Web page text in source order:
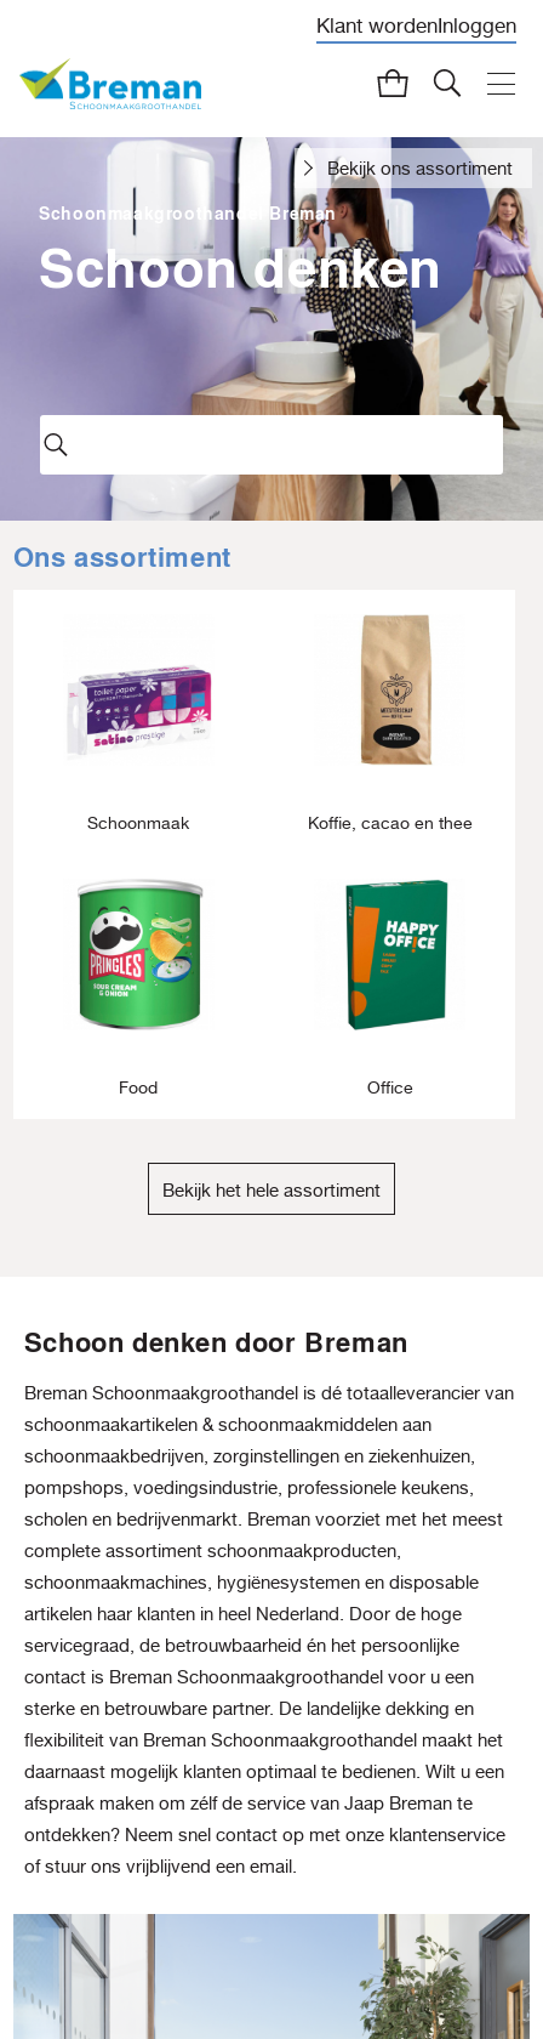
Klant wordenInloggen
Schoonmaakgroothandel Breman
Schoon denken
Bekijk ons assortiment
Ons assortiment
Schoonmaak Koffie, cacao en thee
Food Office
Bekijk het hele assortiment
Schoon denken door Breman
Breman Schoonmaakgroothandel is dé totaalleverancier van
schoonmaakartikelen & schoonmaakmiddelen aan
schoonmaakbedrijven, zorginstellingen en ziekenhuizen,
pompshops, voedingsindustrie, professionele keukens,
scholen en bedrijvenmarkt. Breman voorziet met het meest
complete assortiment schoonmaakproducten,
schoonmaakmachines, hygiënesystemen en disposable
artikelen haar klanten in heel Nederland. Door de hoge
servicegraad, de betrouwbaarheid én het persoonlijke
contact is Breman Schoonmaakgroothandel voor u een
sterke en betrouwbare partner. De landelijke dekking en
flexibiliteit van Breman Schoonmaakgroothandel maakt het
daarnaast mogelijk klanten optimaal te bedienen. Wilt u een
afspraak maken om zélf de service van Jaap Breman te
ontdekken? Neem snel contact op met onze klantenservice
of stuur ons vrijblijvend een email.